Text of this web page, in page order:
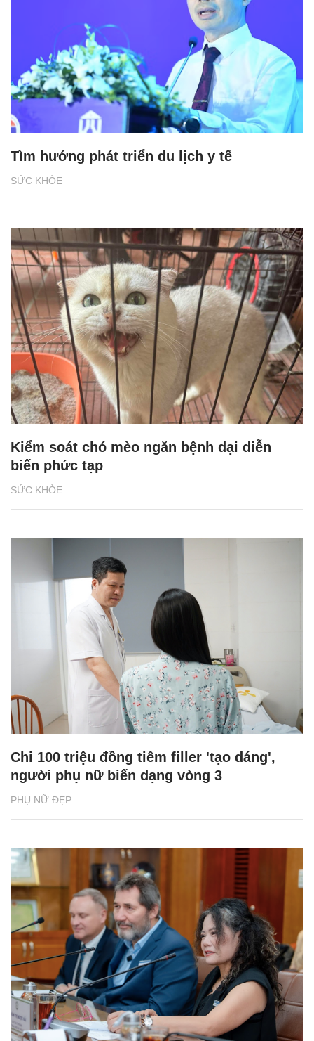
SỨC KHỎE
Tìm hướng phát triển du lịch y tế
SỨC KHỎE
Kiểm soát chó mèo ngăn bệnh dại diễn
biến phức tạp
PHỤ NỮ ĐẸP
Chi 100 triệu đồng tiêm filler 'tạo dáng',
người phụ nữ biến dạng vòng 3